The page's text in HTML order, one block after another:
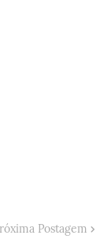
Postagem